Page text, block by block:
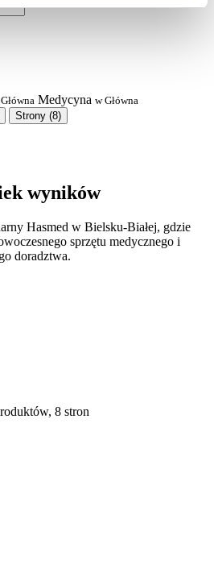
Medycyna w Główna
Strony (8)
wyników
Hasmed w Bielsku-Białej, gdzie
sprzętu medycznego i
doradztwa.
8 stron